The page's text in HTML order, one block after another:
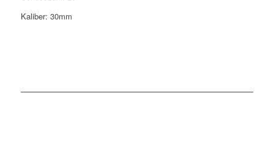
Kaliber: 30mm